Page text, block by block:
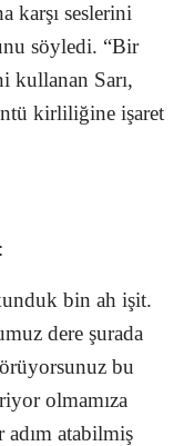
karşı seslerini
söyledi. “Bir
kullanan Sarı,
kirliliğine işaret
bin ah işit.
dere şurada
bu
olmamıza
adım atabilmiş